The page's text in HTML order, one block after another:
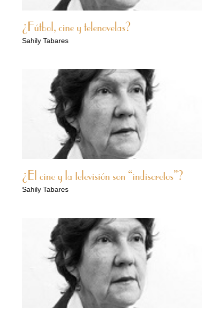
¿Fútbol, cine y telenovelas?
Sahily Tabares
¿El cine y la televisión son “indiscretos”?
Sahily Tabares